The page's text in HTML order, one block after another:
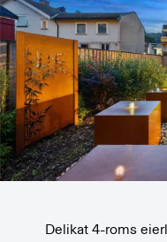
Delikat 4-roms